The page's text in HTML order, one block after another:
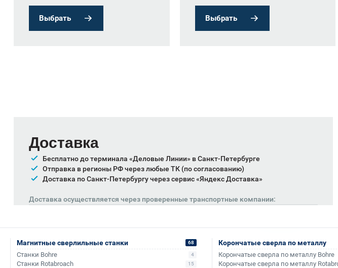
Выбрать Выбрать
Доставка
Бесплатно до терминала «Деловые Линии» в Санкт-Петербурге
Отправка в регионы РФ через любые ТК (по согласованию)
Доставка по Санкт-Петербургу через сервис «Яндекс Доставка»
Доставка осуществляется через проверенные транспортные компании:
Магнитные сверлильные станки 68
Станки Bohre 4
Станки Rotabroach 15
Корончатые сверла по металлу
Корончатые сверла по металлу Bohre
Корончатые сверла по металлу